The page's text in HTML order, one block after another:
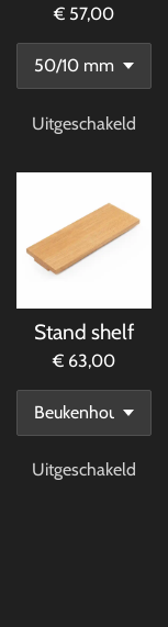
€ 57,00
Uitgeschakeld
Stand shelf
€ 63,00
Uitgeschakeld